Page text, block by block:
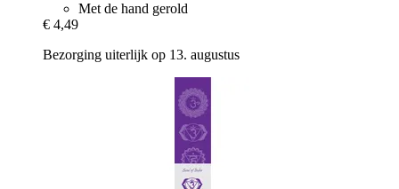
Met de hand gerold
€ 4,49
Bezorging uiterlijk op 13. augustus